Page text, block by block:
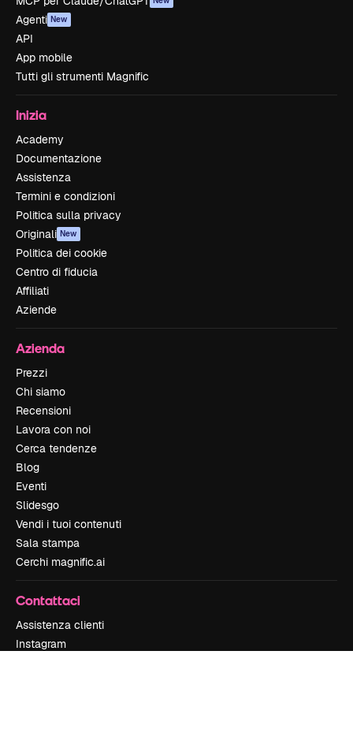
Agenti New
API
App mobile
Tutti gli strumenti Magnific
Inizia
Academy
Documentazione
Assistenza
Termini e condizioni
Politica sulla privacy
Originali New
Politica dei cookie
Centro di fiducia
Affiliati
Aziende
Azienda
Prezzi
Chi siamo
Recensioni
Lavora con noi
Cerca tendenze
Blog
Eventi
Slidesgo
Vendi i tuoi contenuti
Sala stampa
Cerchi magnific.ai
Contattaci
Assistenza clienti
Instagram